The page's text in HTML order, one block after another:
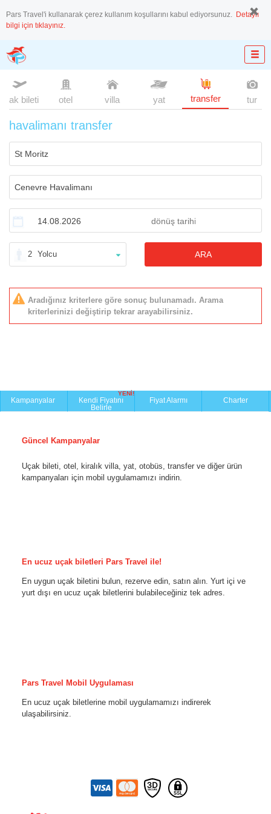
Pars Travel'i kullanarak çerez kullanım koşullarını kabul ediyorsunuz. Detaylı
bilgi için tıklayınız.
uçak bileti otel villa yat transfer tur
havalimanı transfer
2 Yolcu ARA
Aradığınız kriterlere göre sonuç bulunamadı. Arama
kriterlerinizi değiştirip tekrar arayabilirsiniz.
Kampanyalar
Kendi Fiyatını
Belirle
YENİ!
Fiyat Alarmı Charter
Güncel Kampanyalar
Uçak bileti, otel, kiralık villa, yat, otobüs, transfer ve diğer ürün
kampanyaları için mobil uygulamamızı indirin.
En ucuz uçak biletleri Pars Travel ile!
En uygun uçak biletini bulun, rezerve edin, satın alın. Yurt içi ve
yurt dışı en ucuz uçak biletlerini bulabileceğiniz tek adres.
Pars Travel Mobil Uygulaması
En ucuz uçak biletlerine mobil uygulamamızı indirerek
ulaşabilirsiniz.